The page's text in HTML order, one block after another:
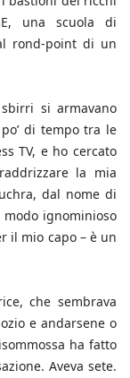
una scuola di
rond-point di un
si armavano
di tempo tra le
TV, e ho cercato
la mia
dal nome di
ignominioso
il mio capo – è un
che sembrava
e andarsene o
ha fatto
Aveva sete.